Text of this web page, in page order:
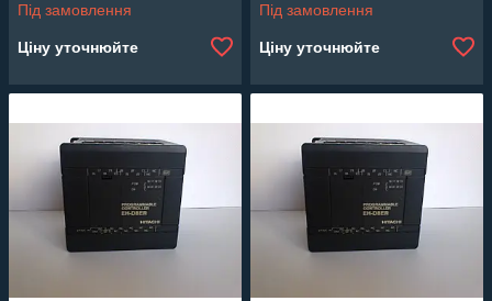
Під замовлення
Ціну уточнюйте
Під замовлення
Ціну уточнюйте